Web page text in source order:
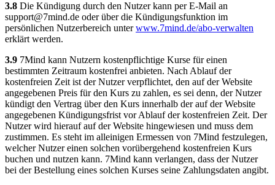
3.8 Die Kündigung durch den Nutzer kann per E-Mail an
support@7mind.de oder über die Kündigungsfunktion im
persönlichen Nutzerbereich unterwww.7mind.de/abo-verwalten
erklärt werden.
3.9 7Mind kann Nutzern kostenpflichtige Kurse für einen
bestimmten Zeitraum kostenfrei anbieten. Nach Ablauf der
kostenfreien Zeit ist der Nutzer verpflichtet, den auf der Website
angegebenen Preis für den Kurs zu zahlen, es sei denn, der Nutzer
kündigt den Vertrag über den Kurs innerhalb der auf der Website
angegebenen Kündigungsfrist vor Ablauf der kostenfreien Zeit. Der
Nutzer wird hierauf auf der Website hingewiesen und muss dem
zustimmen. Es steht im alleinigen Ermessen von 7Mind festzulegen,
welcher Nutzer einen solchen vorübergehend kostenfreien Kurs
buchen und nutzen kann. 7Mind kann verlangen, dass der Nutzer
bei der Bestellung eines solchen Kurses seine Zahlungsdaten angibt.